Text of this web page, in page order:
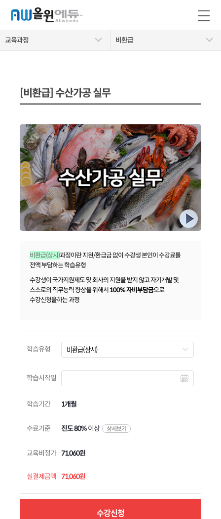
교육과정 비환급
[비환급] 수산가공 실무
비환급(상시)과정이란 지원/환급금 없이 수강생 본인이 수강료를
전액 부담하는 학습유형
수강생이 국가지원제도 및 회사의 지원을 받지 않고 자기개발 및
스스로의 직무능력 향상을 위해서 100% 자비부담금으로
수강신청을하는 과정
학습유형
학습시작일
학습기간 1개월
수료기준 진도 80%이상 상세보기
교육비정가 71,060원
실결제금액 71,060원
수강신청